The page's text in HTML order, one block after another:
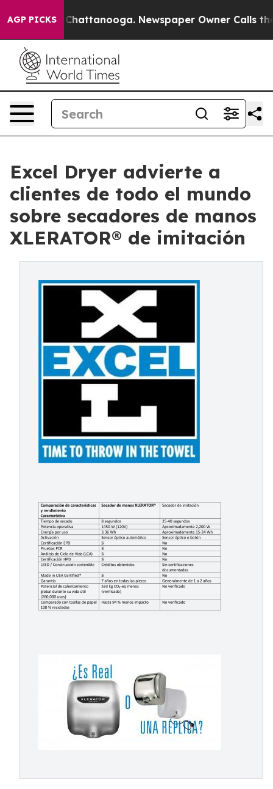
AGP PICKS
in Chattanooga. Newspaper Owner Calls the
Excel Dryer advierte a
clientes de todo el mundo
sobre secadores de manos
XLERATOR® de imitación